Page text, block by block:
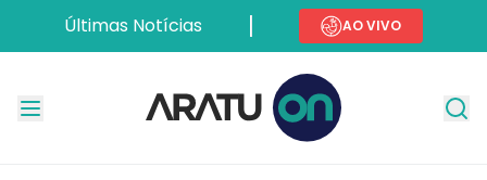
Últimas Notícias AO VIVO